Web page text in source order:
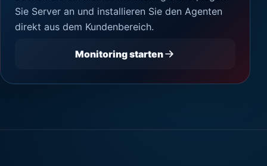
Sie Server an und installieren Sie den Agenten
direkt aus dem Kundenbereich.
Monitoring starten